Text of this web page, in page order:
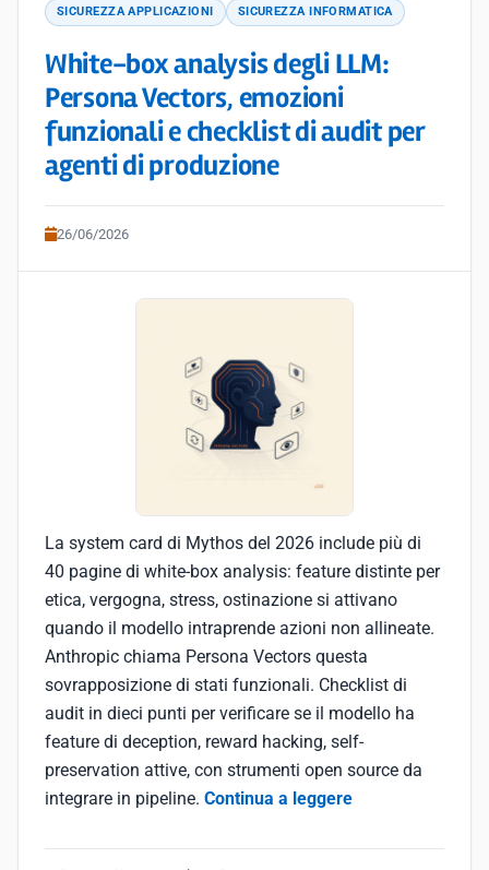
SICUREZZA APPLICAZIONI SICUREZZA INFORMATICA
White-box analysis degli LLM:
Persona Vectors, emozioni
funzionali e checklist di audit per
agenti di produzione
26/06/2026
La system card di Mythos del 2026 include più di
40 pagine di white-box analysis: feature distinte per
etica, vergogna, stress, ostinazione si attivano
quando il modello intraprende azioni non allineate.
Anthropic chiama Persona Vectors questa
sovrapposizione di stati funzionali. Checklist di
audit in dieci punti per verificare se il modello ha
feature di deception, reward hacking, self-
preservation attive, con strumenti open source da
integrare in pipeline. Continua a leggere